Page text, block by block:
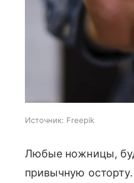
Источник: Freepik
Любые ножницы,
привычную